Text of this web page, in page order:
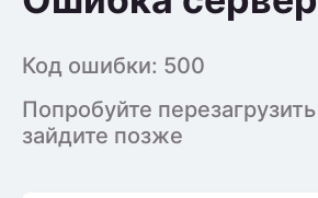
Код ошибки: 500
Попробуйте
зайдите позже